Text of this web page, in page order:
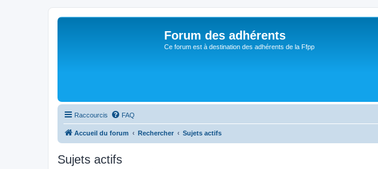
Forum des adhérents
Ce forum est à destination des adhérents de la Ffpp
Raccourcis FAQ
Accueil du forum Rechercher Sujets actifs
Sujets actifs